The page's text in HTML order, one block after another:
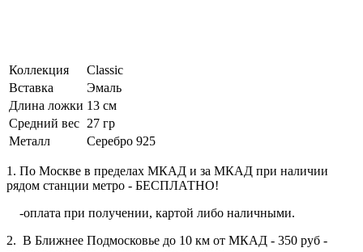
Коллекция
Classic
Вставка
Эмаль
Длина ложки 13 см
Средний вес 27 гр
Металл
Серебро 925
1. По Москве в пределах МКАД и за МКАД при наличии
рядом станции метро - БЕСПЛАТНО!
-оплата при получении, картой либо наличными.
2. В Ближнее Подмосковье до 10 км от МКАД - 350 руб -